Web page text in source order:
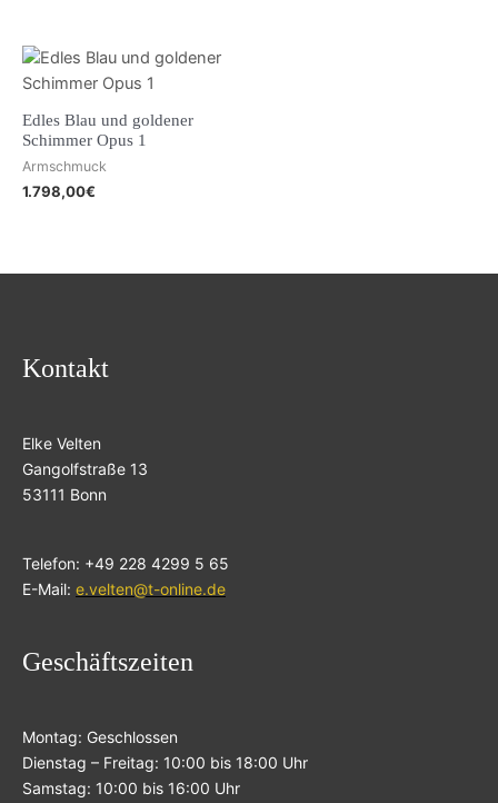
Edles Blau und goldener
Schimmer Opus 1
Armschmuck
1.798,00€
Kontakt
Elke Velten
Gangolfstraße 13
53111 Bonn
Telefon: +49 228 4299 5 65
E-Mail: e.velten@t-online.de
Geschäftszeiten
Montag: Geschlossen
Dienstag – Freitag: 10:00 bis 18:00 Uhr
Samstag: 10:00 bis 16:00 Uhr